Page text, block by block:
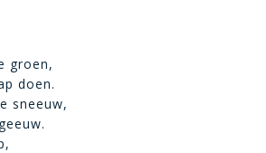
groen,
doen.
sneeuw,